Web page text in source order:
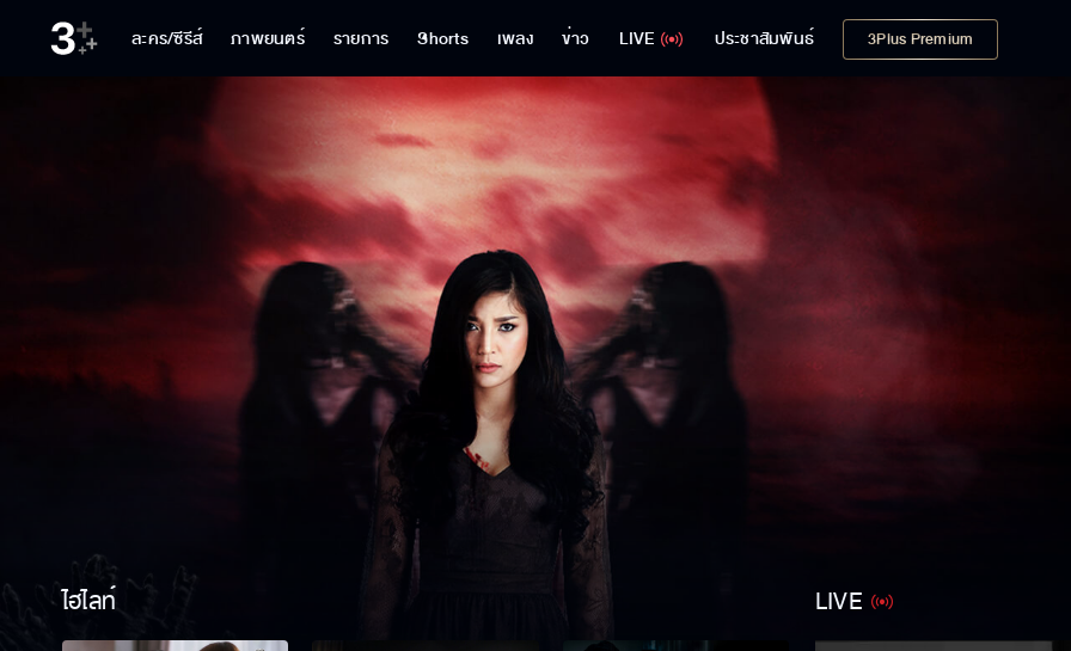
ละคร/ซีรีส์ ภาพยนตร์ รายการ Shorts เพลง ข่าว LIVE ประชาสัมพันธ์ 3Plus Premium
ไฮไลท์ LIVE